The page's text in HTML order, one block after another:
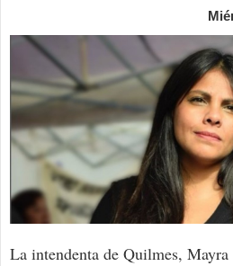
La intendenta de Quilmes,